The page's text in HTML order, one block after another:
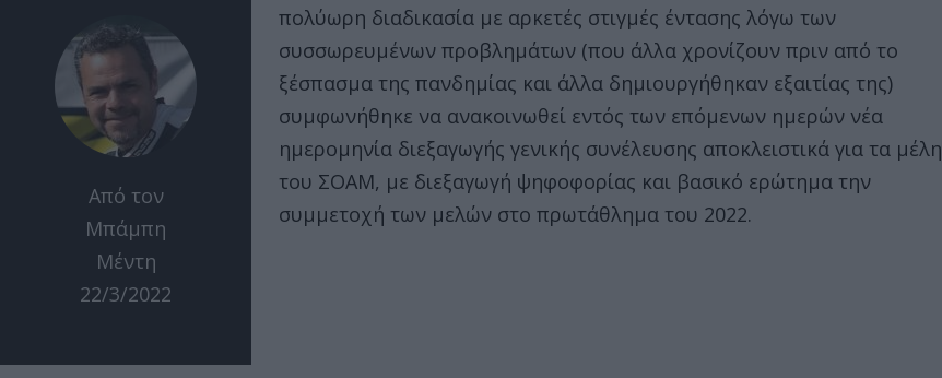
Από τον
Μπάμπη
Μέντη
22/3/2022
πολύωρη διαδικασία με αρκετές στιγμές έντασης λόγω των
συσσωρευμένων προβλημάτων (που άλλα χρονίζουν πριν από το
ξέσπασμα της πανδημίας και άλλα δημιουργήθηκαν εξαιτίας της)
συμφωνήθηκε να ανακοινωθεί εντός των επόμενων ημερών νέα
ημερομηνία διεξαγωγής γενικής συνέλευσης αποκλειστικά για τα μέλη
του ΣΟΑΜ, με διεξαγωγή ψηφοφορίας και βασικό ερώτημα την
συμμετοχή των μελών στο πρωτάθλημα του 2022.